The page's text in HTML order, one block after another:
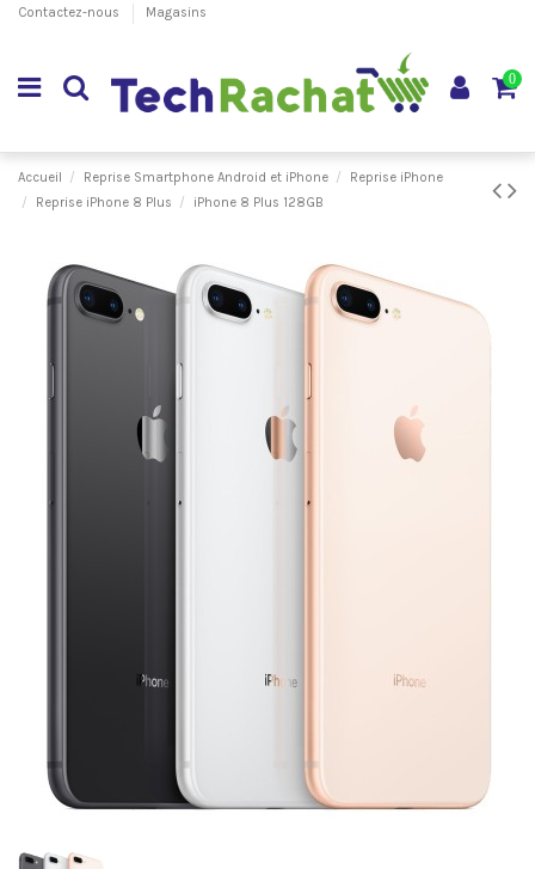
Contactez-nous Magasins
0
Accueil Reprise Smartphone Android et iPhone
Reprise iPhone
Reprise iPhone 8 Plus
iPhone 8 Plus 128GB